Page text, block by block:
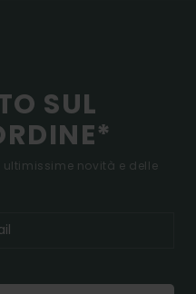
SUL
novità e delle